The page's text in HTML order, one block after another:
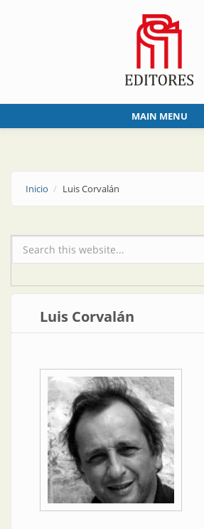
MAIN MENU
Inicio Luis Corvalán
Formulario de búsqueda
Luis Corvalán